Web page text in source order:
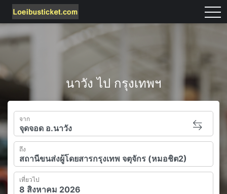
นาวัง ไป กรุงเทพฯ
จาก
ถึง
เที่ยวไป